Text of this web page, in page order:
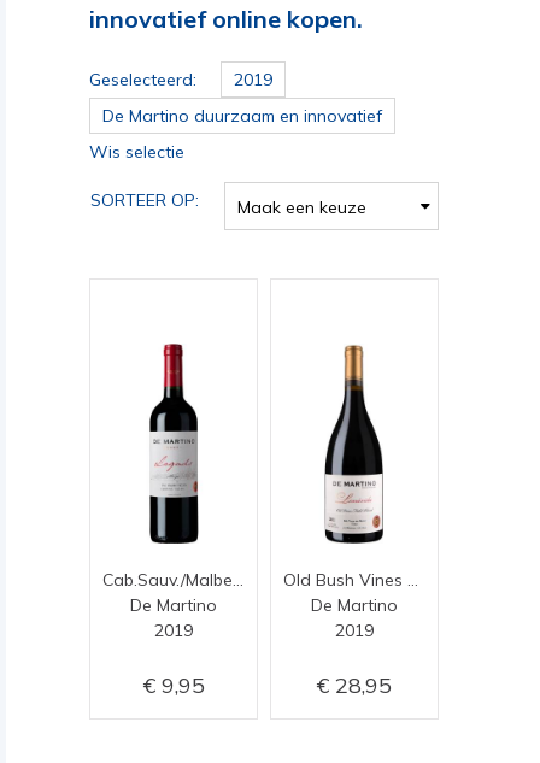
innovatief online kopen.
Geselecteerd:
2019
De Martino duurzaam en innovatief
Wis selectie
SORTEER OP: Maak een keuze
De Martino
2019
9,95
De Martino
2019
28,95